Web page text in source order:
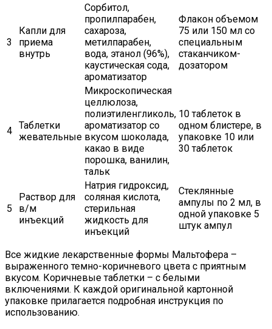
3
Капли для
приема
внутрь
Сорбитол,
пропилпарабен,
сахароза,
метилпарабен,
вода, этанол (96%),
каустическая сода,
ароматизатор
Флакон объемом
75 или 150 мл со
специальным
стаканчиком-
дозатором
4 Таблетки
жевательные
Микроскопическая
целлюлоза,
полиэтиленгликоль,
ароматизатор со
вкусом шоколада,
какао в виде
порошка, ванилин,
тальк
10 таблеток в
одном блистере, в
упаковке 10 или
30 таблеток
5
Раствор для
в/м
инъекций
Натрия гидроксид,
соляная кислота,
стерильная
жидкость для
инъекций
Стеклянные
ампулы по 2 мл, в
одной упаковке 5
штук ампул
Все жидкие лекарственные формы Мальтофера –
выраженного темно-коричневого цвета с приятным
вкусом. Коричневые таблетки – с белыми
включениями. К каждой оригинальной картонной
упаковке прилагается подробная инструкция по
использованию.